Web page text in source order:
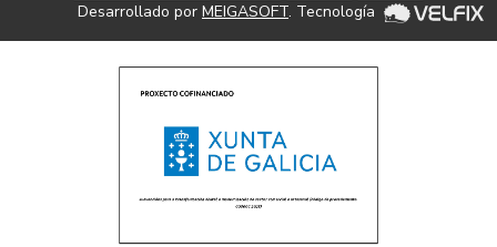
Desarrollado por MEIGASOFT. Tecnología